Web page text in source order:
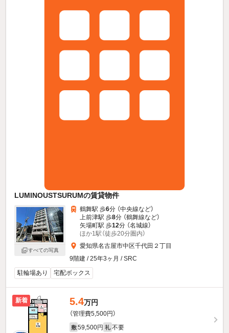
LUMINOUSTSURUMの賃貸物件
すべての写真
鶴舞駅 歩6分 （中央線など）
上前津駅 歩8分 （鶴舞線など）
矢場町駅 歩12分 （名城線）
ほか1駅（徒歩20分圏内）
愛知県名古屋市中区千代田２丁目
9階建 / 25年3ヶ月 / SRC
駐輪場あり
宅配ボックス
新着 5.4万円
（管理費5,500円）
敷 59,500円 礼 不要